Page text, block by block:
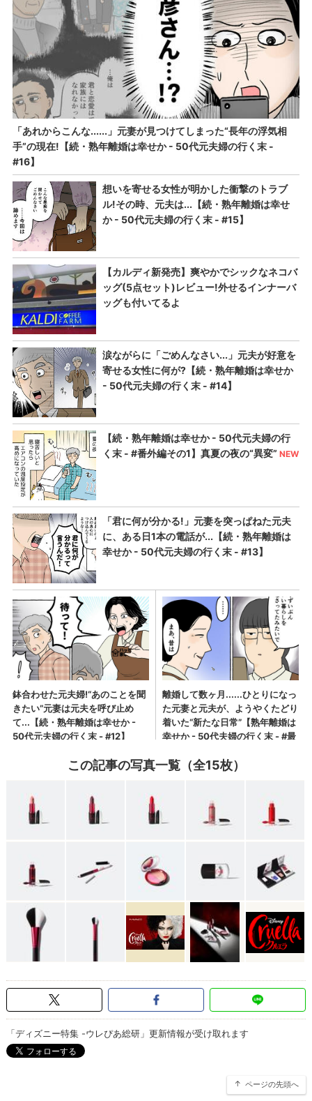
この記事の写真一覧（全15枚）
「ディズニー特集 -ウレぴあ総研」更新情報が受け取れます
ページの先頭へ